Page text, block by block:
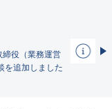
役（業務運営
を追加しました